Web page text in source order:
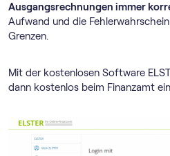
Ausgangsrechnungen immer
Aufwand und die
Grenzen.
Mit der kostenlosen Software
dann kostenlos beim Finanzamt